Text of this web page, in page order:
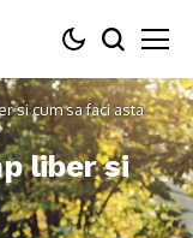
si cum sa faci asta
liber si